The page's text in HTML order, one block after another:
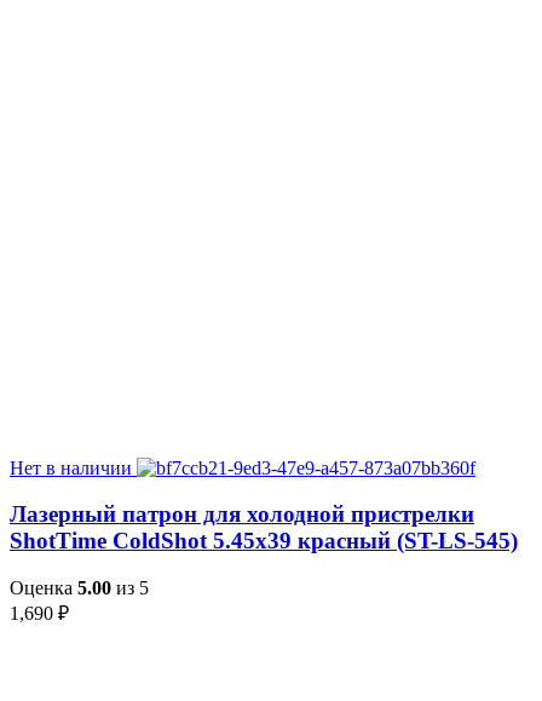
Нет в наличии
Лазерный патрон для холодной пристрелки
ShotTime ColdShot 5.45х39 красный (ST-LS-545)
Оценка 5.00 из 5
1,690 ₽